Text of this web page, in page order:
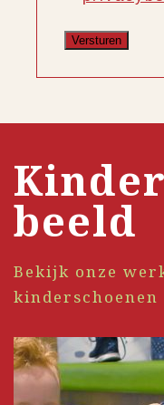
beeld
Bekijk onze
kinderschoenen